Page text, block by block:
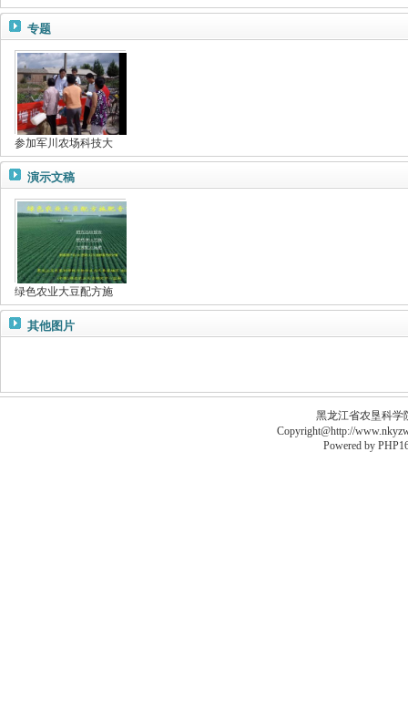
专题
参加军川农场科技大
演示文稿
绿色农业大豆配方施
其他图片
黑龙江省农垦科学
Copyright@http://
Powered by